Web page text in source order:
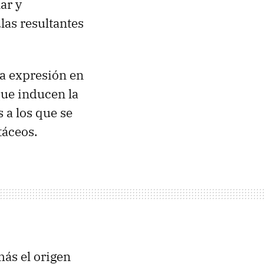
y
resultantes
expresión en
inducen la
los que se
el origen